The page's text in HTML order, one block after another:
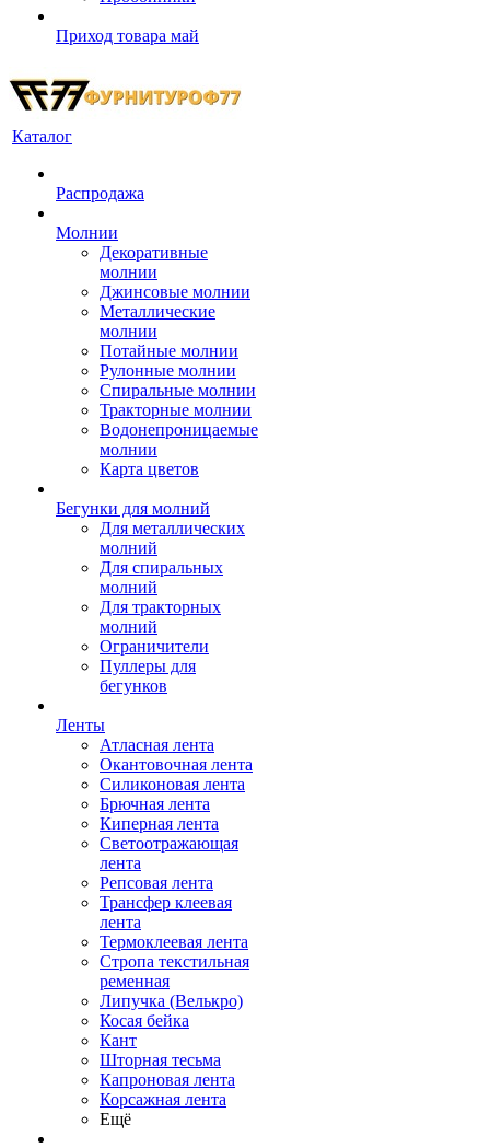
Приход товара май
Каталог
Распродажа
Молнии
Декоративные
молнии
Джинсовые молнии
Металлические
молнии
Потайные молнии
Рулонные молнии
Спиральные молнии
Тракторные молнии
Водонепроницаемые
молнии
Карта цветов
Бегунки для молний
Для металлических
молний
Для спиральных
молний
Для тракторных
молний
Ограничители
Пуллеры для
бегунков
Ленты
Атласная лента
Окантовочная лента
Силиконовая лента
Брючная лента
Киперная лента
Светоотражающая
лента
Репсовая лента
Трансфер клеевая
лента
Термоклеевая лента
Стропа текстильная
ременная
Липучка (Велькро)
Косая бейка
Кант
Шторная тесьма
Капроновая лента
Корсажная лента
Ещё